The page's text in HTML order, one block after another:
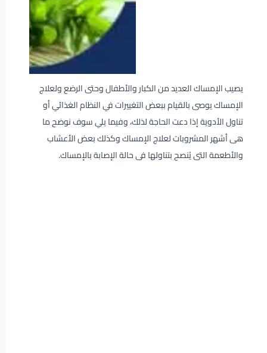
يصيب الإمساك العديد من الكبار والأطفال وحتى الرضع ولعلاج
الإمساك يوصى بالقيام ببعض التغييرات في النظام الغذائي أو
تناول الأدوية إذا دعت الحاجة لذلك، وفيما يلي سوف نوضح ما
هى أشهر المشروبات لعلاج الإمساك وكذلك بعض الأعشاب
والأطعمة التى يُنصح بتناولها فى حالة الإصابة بالإمساك.